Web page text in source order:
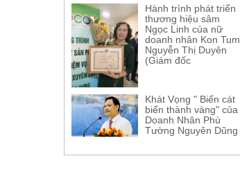
Hành trình phát triển
thương hiệu sâm
Ngọc Linh của nữ
doanh nhân Kon Tum
Nguyễn Thị Duyên
(Giám đốc
Khát Vọng " Biến cát
biển thành vàng" của
Doanh Nhân Phù
Tường Nguyên Dũng